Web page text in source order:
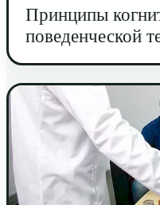
Принципы
поведенческой